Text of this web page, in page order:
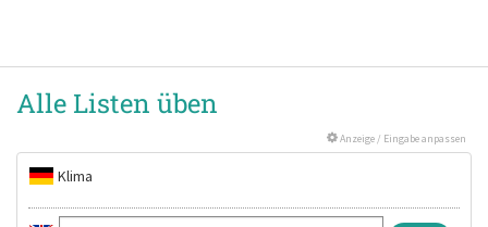
Alle Listen üben
Anzeige / Eingabe anpassen
Klima